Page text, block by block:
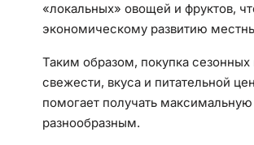
«локальных» овощей и фруктов,
экономическому развитию
Таким образом, покупка
свежести, вкуса и питательной
помогает получать
разнообразным.